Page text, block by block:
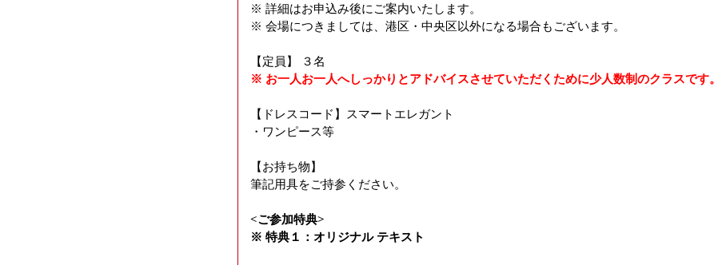
※ 詳細はお申込み後にご案内いたします。
※ 会場につきましては、港区・中央区以外になる場合もございます。
【定員】 ３名
※ お一人お一人へしっかりとアドバイスさせていただくために少人数制のクラスです。
【ドレスコード】スマートエレガント
・ワンピース等
【お持ち物】
筆記用具をご持参ください。
<ご参加特典>
※ 特典１：オリジナル テキスト